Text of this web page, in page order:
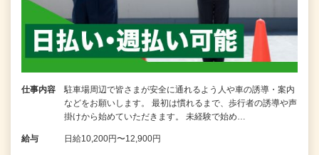
仕事内容
駐車場周辺で皆さまが安全に通れるよう人や車の誘導・案内
などをお願いします。 最初は慣れるまで、歩行者の誘導や声
掛けから始めていただきます。 未経験で始め…
給与 日給10,200円〜12,900円